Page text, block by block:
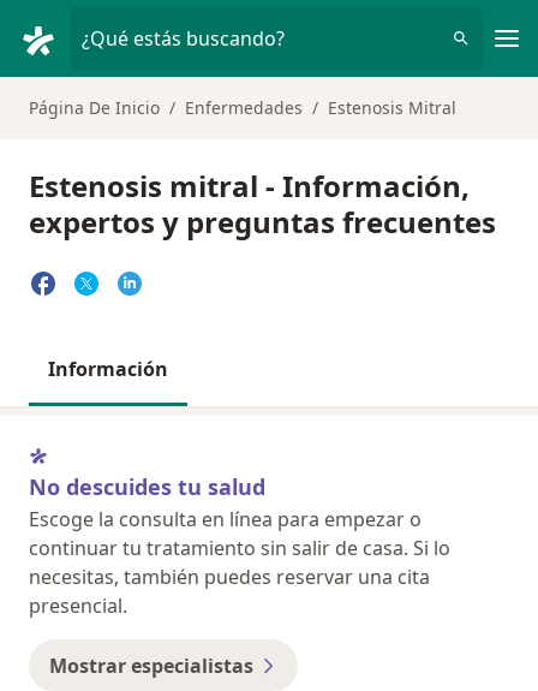
¿Qué estás buscando?
Página De Inicio Enfermedades Estenosis Mitral
Estenosis mitral - Información,
expertos y preguntas frecuentes
Información
No descuides tu salud
Escoge la consulta en línea para empezar o
continuar tu tratamiento sin salir de casa. Si lo
necesitas, también puedes reservar una cita
presencial.
Mostrar especialistas